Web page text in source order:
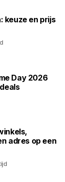
keuze en prijs
Day 2026
adres op een